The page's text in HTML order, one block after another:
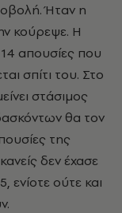
Ήταν η
κούρεψε. Η
14 απουσίες που
σπίτι του. Στο
στάσιμος
θα τον
της
δεν έχασε
ενίοτε ούτε και